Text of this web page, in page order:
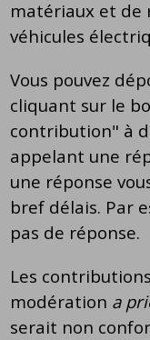
matériaux et de
véhicules
Vous pouvez
cliquant sur le
contribution" à
appelant une
une réponse
bref délais. Par
pas de réponse.
Les
modération a
serait non